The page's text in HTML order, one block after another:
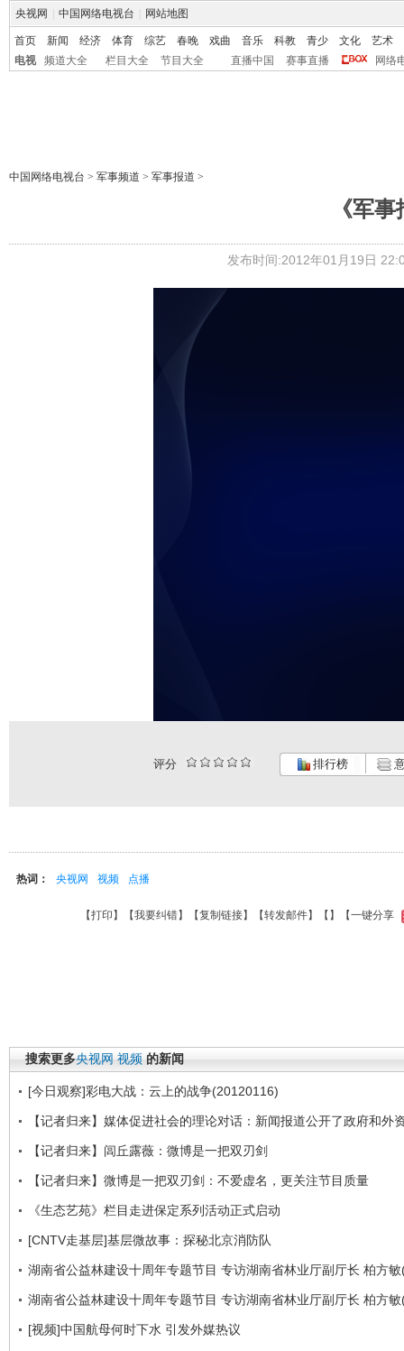
央视网 中国网络电视台 网站地图
首页 新闻 经济 体育 综艺 春晚 戏曲 音乐 科教 青少 文化
艺术
电视
频道大全 栏目大全 节目大全 直播中国 赛事直播 网络
中国网络电视台 > 军事频道 > 军事报道 >
《军
发布时间:2012年01月19日
评分 排行榜
热词： 央视网 视频 点播
【打印 】【我要纠错】【复制链接】【转发邮件】【 】 【一键分享
搜索更多央视网 视频 的新闻
[今日观察]彩电大战：云上的战争(20120116)
【记者归来】媒体促进社会的理论对话：新闻报道公开了政府和外
【记者归来】闾丘露薇：微博是一把双刃剑
【记者归来】微博是一把双刃剑：不爱虚名，更关注节目质量
《生态艺苑》栏目走进保定系列活动正式启动
[CNTV走基层]基层微故事：探秘北京消防队
湖南省公益林建设十周年专题节目 专访湖南省林业厅副厅长 柏方
湖南省公益林建设十周年专题节目 专访湖南省林业厅副厅长 柏方
[视频]中国航母何时下水 引发外媒热议